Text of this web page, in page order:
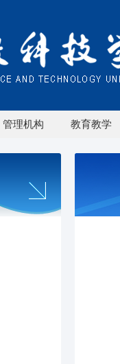
管理机构 教育教学